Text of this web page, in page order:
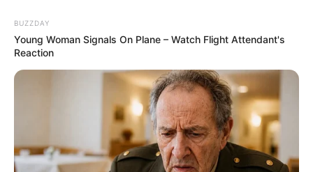
-ad4
BUZZDAY
Young Woman Signals On Plane – Watch Flight Attendant's
Reaction